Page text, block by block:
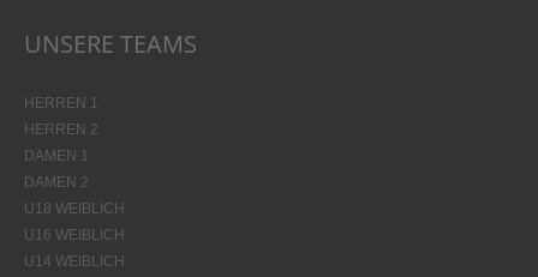
UNSERE TEAMS
HERREN 1
HERREN 2
DAMEN 1
DAMEN 2
U18 WEIBLICH
U16 WEIBLICH
U14 WEIBLICH